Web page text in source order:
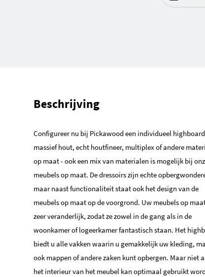
Beschrijving
Configureer nu bij Pickawood een individueel
massief hout, echt houtfineer, multiplex of andere
op maat - ook een mix van materialen is mogelijk bij
meubels op maat. De dressoirs zijn echte
maar naast functionaliteit staat ook het design van de
meubels op maat op de voorgrond. Uw meubels op
zeer veranderlijk, zodat ze zowel in de gang als in de
woonkamer of logeerkamer fantastisch staan. Het
biedt u alle vakken waarin u gemakkelijk uw kleding,
ook mappen of andere zaken kunt opbergen. Maar niet
het interieur van het meubel kan optimaal gebruikt